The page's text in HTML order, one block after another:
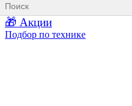
🎁 Акции
Подбор по технике